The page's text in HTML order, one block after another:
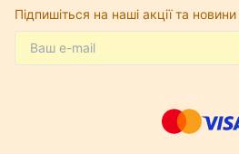
Підпишіться на наші акції та новини